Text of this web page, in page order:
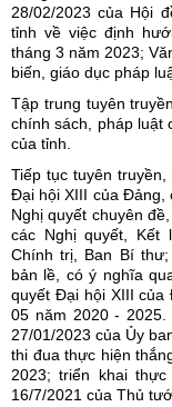
28/02/2023 của Hội
tỉnh về việc định
tháng 3 năm 2023;
biến, giáo dục pháp
Tập trung tuyên
chính sách, pháp luật
của tỉnh.
Tiếp tục tuyên
Đại hội XIII của Đảng,
Nghị quyết chuyên
các Nghị quyết, Kết
Chính trị, Ban Bí
bản lề, có ý nghĩa
quyết Đại hội XIII của
05 năm 2020 - 2025.
27/01/2023 của Ủy
thi đua thực hiện
2023; triển khai
16/7/2021 của Thủ